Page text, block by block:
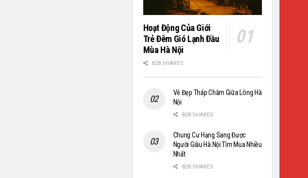
Hoạt Động Của Giới
Trẻ Đêm Gió Lạnh Đầu
Mùa Hà Nội
828 SHARES
Vẻ Đẹp Tháp Chăm Giữa Lòng Hà
Nội
828 SHARES
Chung Cư Hạng Sang Được
Người Giàu Hà Nội Tìm Mua Nhiều
Nhất
828 SHARES